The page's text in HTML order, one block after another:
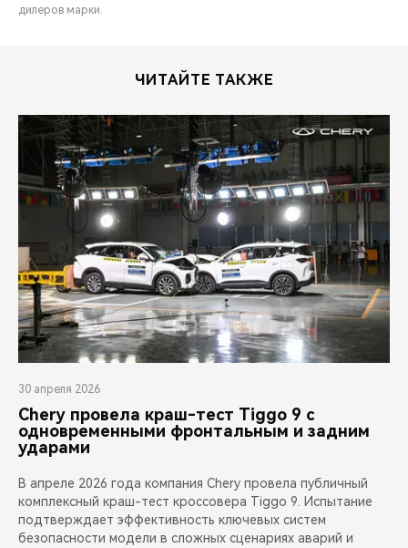
дилеров марки.
ЧИТАЙТЕ ТАКЖЕ
30 апреля 2026
Chery провела краш-тест Tiggo 9 с
одновременными фронтальным и задним
ударами
В апреле 2026 года компания Chery провела публичный
комплексный краш-тест кроссовера Tiggo 9. Испытание
подтверждает эффективность ключевых систем
безопасности модели в сложных сценариях аварий и